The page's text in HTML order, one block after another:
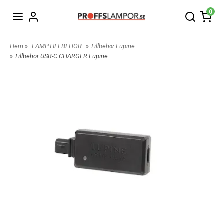
0
Hem » LAMPTILLBEHÖR » Tillbehör Lupine
» Tillbehör USB-C CHARGER Lupine